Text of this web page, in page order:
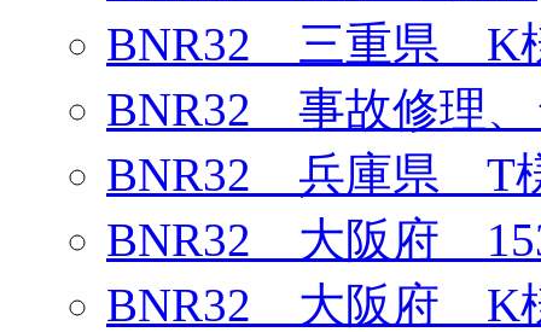
BNR32 三重県 K
BNR32 事故修理
BNR32 兵庫県 T
BNR32 大阪府
BNR32 大阪府 K